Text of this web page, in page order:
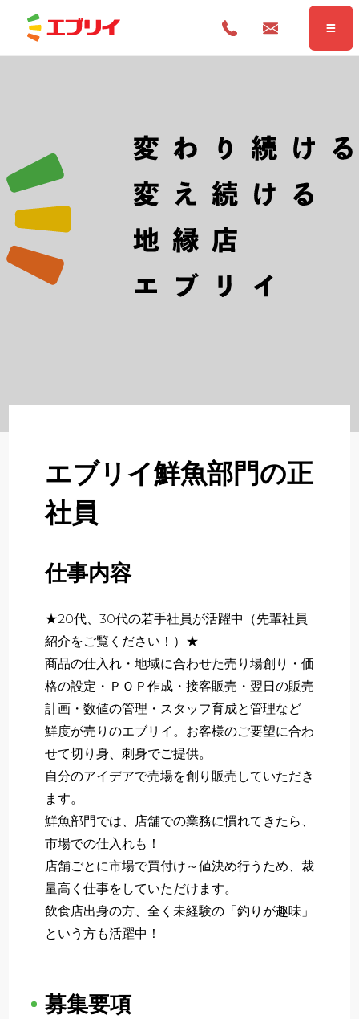
Home
Partner
Newer
いますぐ応募する
エブリイ鮮魚部門の正
社員
仕事内容
★20代、30代の若手社員が活躍中（先輩社員
紹介をご覧ください！）★
商品の仕入れ・地域に合わせた売り場創り・価
格の設定・ＰＯＰ作成・接客販売・翌日の販売
計画・数値の管理・スタッフ育成と管理など
鮮度が売りのエブリイ。お客様のご要望に合わ
せて切り身、刺身でご提供。
自分のアイデアで売場を創り販売していただき
ます。
鮮魚部門では、店舗での業務に慣れてきたら、
市場での仕入れも！
店舗ごとに市場で買付け～値決め行うため、裁
量高く仕事をしていただけます。
飲食店出身の方、全く未経験の「釣りが趣味」
という方も活躍中！
募集要項